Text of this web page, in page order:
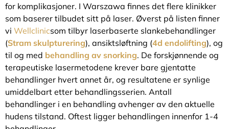
for komplikasjoner. I Warszawa finnes det flere klinikker
som baserer tilbudet sitt på laser. Øverst på listen finner
vi Wellclinicsom tilbyr laserbaserte slankebehandlinger
(Stram skulpturering), ansiktsløftning (4d endolifting), og
til og med behandling av snorking. De forskjønnende og
terapeutiske lasermetodene krever bare gjentatte
behandlinger hvert annet år, og resultatene er synlige
umiddelbart etter behandlingsserien. Antall
behandlinger i en behandling avhenger av den aktuelle
hudens tilstand. Oftest ligger behandlingen innenfor 1-4